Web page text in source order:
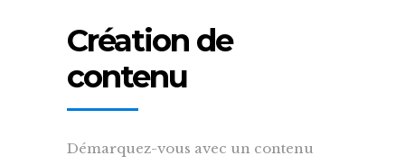
Création de
contenu
Démarquez-vous avec un contenu